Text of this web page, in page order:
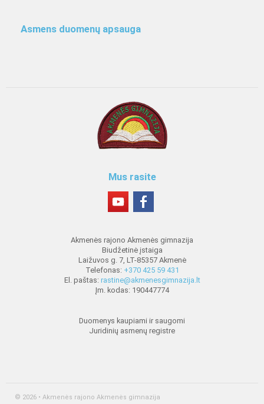
Asmens duomenų apsauga
Mus rasite
Akmenės rajono Akmenės gimnazija
Biudžetinė įstaiga
Laižuvos g. 7, LT-85357 Akmenė
Telefonas: +370 425 59 431
El. paštas: rastine@akmenesgimnazija.lt
Įm. kodas: 190447774
Duomenys kaupiami ir saugomi
Juridinių asmenų registre
© 2026 • Akmenės rajono Akmenės gimnazija